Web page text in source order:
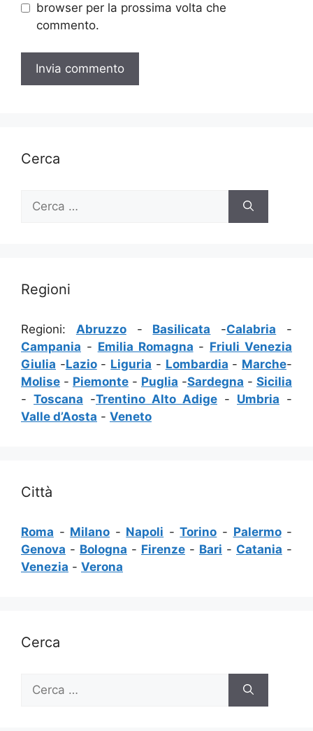
browser per la prossima volta che
commento.
Cerca
per:
Regioni
Regioni: Abruzzo- Basilicata -Calabria -
Campania - Emilia Romagna - Friuli Venezia
Giulia -Lazio- Liguria - Lombardia - Marche-
Molise - Piemonte - Puglia -Sardegna - Sicilia
- Toscana -Trentino Alto Adige - Umbria -
Valle d’Aosta - Veneto
Città
Roma - Milano - Napoli -Torino - Palermo-
Genova - Bologna - Firenze - Bari - Catania -
Venezia - Verona
Cerca
per: